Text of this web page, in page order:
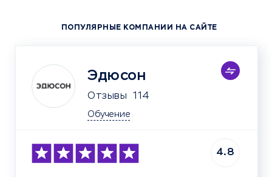
ПОПУЛЯРНЫЕ КОМПАНИИ НА САЙТЕ
Эдюсон
Отзывы 114
Обучение
4.8